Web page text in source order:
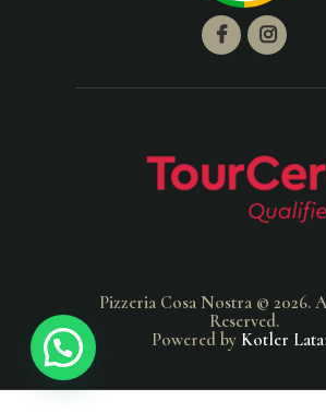
Pizzeria Cosa Nostra © 2026.
Reserved.
Powered by Kotler